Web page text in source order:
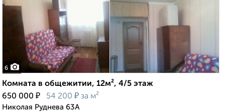
6
Комната в общежитии, 12м², 4/5 этаж
650 000 ₽ 54 200 ₽ за м²
Николая Руднева 63А